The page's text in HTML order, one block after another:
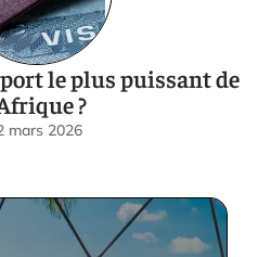
le plus puissant de
?
mars 2026